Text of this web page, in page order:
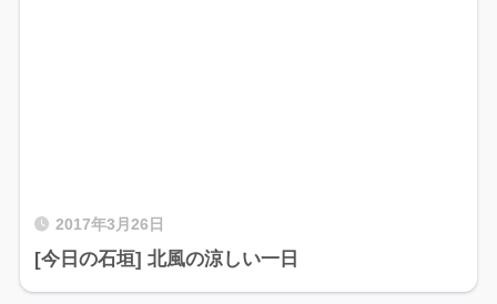
2017年3月26日
[今日の石垣] 北風の涼しい一日